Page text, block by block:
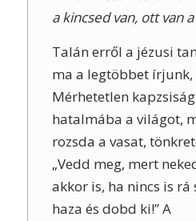
a kincsed van, ott van a
Talán erről a jézusi
ma a legtöbbet írjunk,
Mérhetetlen
hatalmába a világot,
rozsda a vasat,
„Vedd meg, mert
akkor is, ha nincs is rá
haza és dobd ki!” A